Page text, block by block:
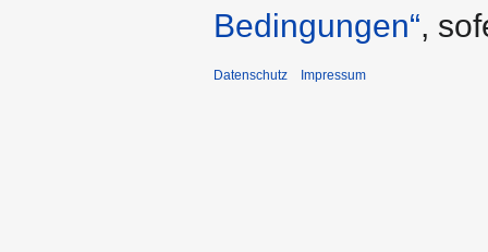
Bedingungen“,
Datenschutz Impressum